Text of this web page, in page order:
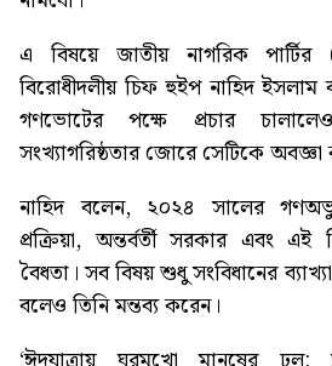
এ বিষয়ে জাতীয় নাগরিক
বিরোধীদলীয় চিফ হুইপ নাহিদ
গণভোটের পক্ষে প্রচার
সংখ্যাগরিষ্ঠতার জোরে সেটিকে অবজ্ঞা
নাহিদ বলেন, ২০২৪ সালের
প্রক্রিয়া, অন্তর্বর্তী সরকার এবং এই
বৈধতা। সব বিষয় শুধু সংবিধানের
বলেও তিনি মন্তব্য করেন।